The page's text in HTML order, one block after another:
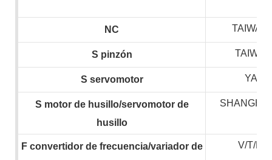
NC TAIWAN
S pinzón
S servomotor
S motor de husillo/servomotor de
husillo
Fconvertidor de frecuencia/variador de
V/T/